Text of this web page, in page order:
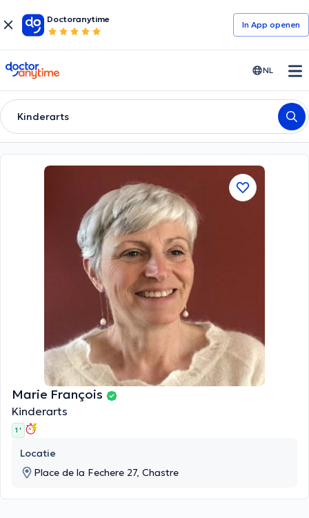
Doctoranytime
In App openen
doctoranytime NL
Kinderarts
Marie François
Kinderarts
1 '
Locatie
Place de la Fechere 27, Chastre